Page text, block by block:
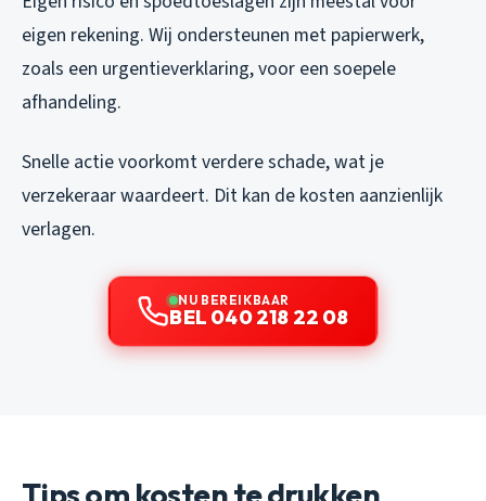
eigen rekening. Wij ondersteunen met papierwerk,
zoals een urgentieverklaring, voor een soepele
afhandeling.
Snelle actie voorkomt verdere schade, wat je
verzekeraar waardeert. Dit kan de kosten aanzienlijk
verlagen.
NU BEREIKBAAR
BEL 040 218 22 08